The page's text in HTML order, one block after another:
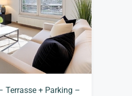
Terrasse + Parking –